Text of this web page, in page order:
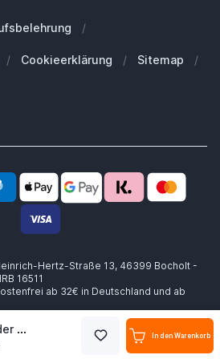
Casecentive Leder Wallet Hülle mit Verschluss iPhone 14 Pro schwarz In den Warenkorb
ich?
/
/ Cookieerklärung / Sitemap /
Hertz-Straße 13, 46399 Bocholt -
16511
ab 32€ in Deutschland und ab